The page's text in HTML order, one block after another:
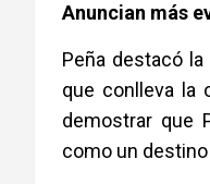
Anuncian más
Peña destacó
que conlleva la
demostrar que
como un